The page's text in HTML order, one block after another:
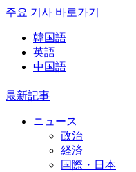
주요 기사 바로가기
韓国語
英語
中国語
最新記事
ニュース
政治
経済
国際・日本